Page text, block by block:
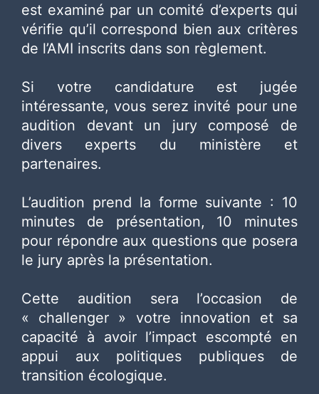
est examiné par un comité d’experts qui
vérifie qu’il correspond bien aux critères
de l’AMI inscrits dans son règlement.
Si votre candidature est jugée
intéressante, vous serez invité pour une
audition devant un jury composé de
divers experts du ministère et
partenaires.
L’audition prend la forme suivante : 10
minutes de présentation, 10 minutes
pour répondre aux questions que posera
le jury après la présentation.
Cette audition sera l’occasion de
« challenger » votre innovation et sa
capacité à avoir l’impact escompté en
appui aux politiques publiques de
transition écologique.